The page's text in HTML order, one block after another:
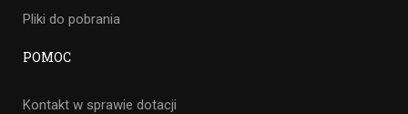
Pliki do pobrania
POMOC
Kontakt w sprawie dotacji